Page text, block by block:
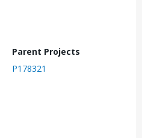
Parent Projects
P178321